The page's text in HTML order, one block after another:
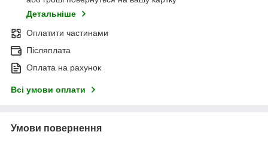
Детальніше
Оплатити частинами
Післяплата
Оплата на рахунок
Всі умови оплати
Умови повернення